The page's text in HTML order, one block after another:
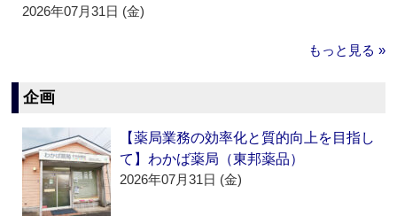
2026年07月31日 (金)
もっと見る »
企画
【薬局業務の効率化と質的向上を目指し
て】わかば薬局（東邦薬品）
2026年07月31日 (金)